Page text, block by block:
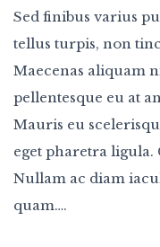
Sed finibus varius
tellus turpis, non
Maecenas aliquam
pellentesque eu at
Mauris eu
eget pharetra
Nullam ac diam
quam….